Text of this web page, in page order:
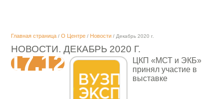
Главная страница /О Центре / Новости / Декабрь 2020 г.
НОВОСТИ. ДЕКАБРЬ 2020 Г.
17.12
ЦКП «МСТ и ЭКБ»
принял участие в
выставке